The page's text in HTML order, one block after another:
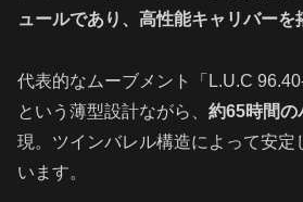
ュールであり、高性能キャリバーを
代表的なムーブメント「L.U.C
という薄型設計ながら、 約65時間の
現。ツインバレル構造によって安定
います。